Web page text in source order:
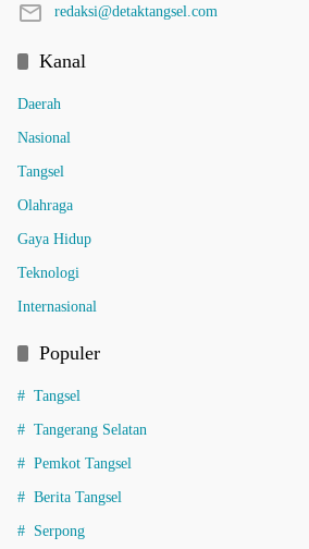
redaksi@detaktangsel.com
Kanal
Daerah
Nasional
Tangsel
Olahraga
Gaya Hidup
Teknologi
Internasional
Populer
Tangsel
Tangerang Selatan
Pemkot Tangsel
Berita Tangsel
Serpong